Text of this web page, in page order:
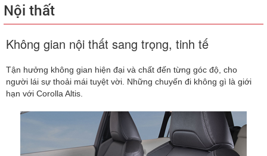
Nội thất
Không gian nội thất sang trọng, tinh tế
Tận hưởng không gian hiện đại và chất đến từng góc độ, cho
người lái sự thoải mái tuyệt vời. Những chuyến đi không gì là giới
hạn với Corolla Altis.